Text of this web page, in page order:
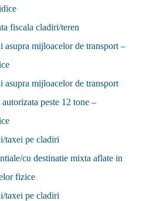
fiscala cladiri/teren
asupra mijloacelor de transport –
asupra mijloacelor de transport
peste 12 tone –
taxei pe cladiri
cu destinatie mixta aflate in
fizice
taxei pe cladiri